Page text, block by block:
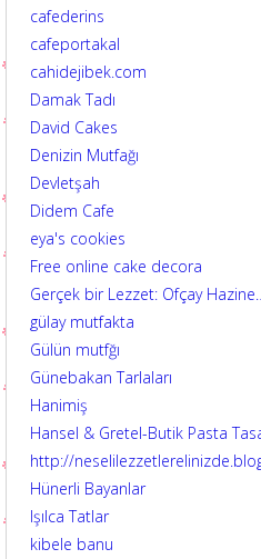
cafederins
cafeportakal
cahidejibek.com
Damak Tadı
David Cakes
Denizin Mutfağı
Devletşah
Didem Cafe
eya's cookies
Free online cake decora
Gerçek bir Lezzet: Ofçay
gülay mutfakta
Gülün mutfğı
Günebakan Tarlaları
Hanimiş
Hansel & Gretel-Butik Pasta
http://
Hünerli Bayanlar
Işılca Tatlar
kibele banu